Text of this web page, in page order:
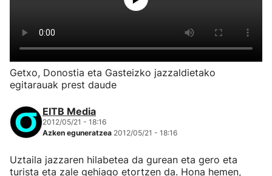
Getxo, Donostia eta Gasteizko jazzaldietako
egitarauak prest daude
EITB Media
2012/05/21 - 18:16
Azken eguneratzea 2012/05/21 - 18:16
Uztaila jazzaren hilabetea da gurean eta gero eta
turista eta zale gehiago etortzen da. Hona hemen,